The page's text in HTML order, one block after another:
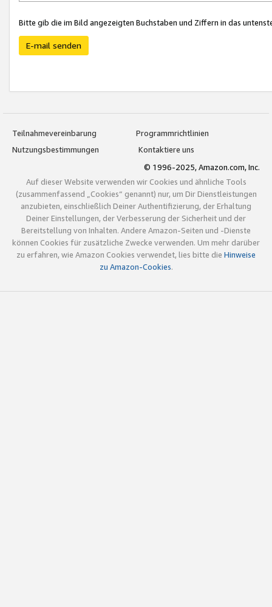
Bitte gib die im Bild angezeigten Buchstaben und Ziffern in das
E-mail senden
Teilnahmevereinbarung
Programmrichtlinien
Nutzungsbestimmungen
Kontaktiere uns
© 1996-2025, Amazon.com, Inc.
Auf dieser Website verwenden wir Cookies und ähnliche Tools
(zusammenfassend „Cookies“ genannt) nur, um Dir Dienstleistungen
anzubieten, einschließlich Deiner Authentifizierung, der Erhaltung
Deiner Einstellungen, der Verbesserung der Sicherheit und der
Bereitstellung von Inhalten. Andere Amazon-Seiten und -Dienste
können Cookies für zusätzliche Zwecke verwenden. Um mehr darüber
zu erfahren, wie Amazon Cookies verwendet, lies bitte die Hinweise
zu Amazon-Cookies.